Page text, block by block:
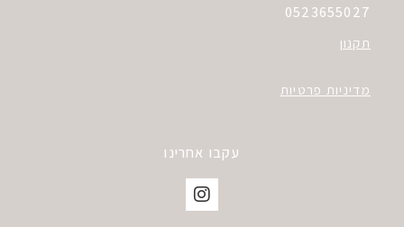
0523655027
תקנון
מדיניות פרטיות
עקבו אחרינו